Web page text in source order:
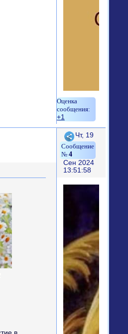
+1
Поделиться
4
Чт, 19
Сен 2024
13:51:58